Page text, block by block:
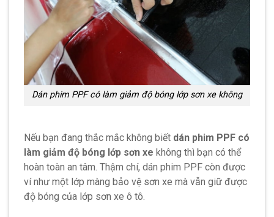
Dán phim PPF có làm giảm độ bóng lớp sơn xe không
Nếu bạn đang thắc mắc không biết dán phim PPF có
làm giảm độ bóng lớp sơn xe không thì bạn có thể
hoàn toàn an tâm. Thậm chí, dán phim PPF còn được
ví như một lớp màng bảo vệ sơn xe mà vẫn giữ được
độ bóng của lớp sơn xe ô tô.